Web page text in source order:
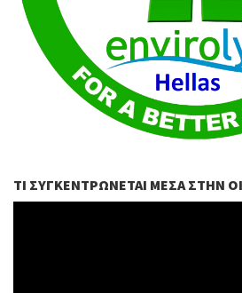
ΤΙ ΣΥΓΚΕΝΤΡΏΝΕΤΑΙ ΜΈΣΑ ΣΤΗΝ